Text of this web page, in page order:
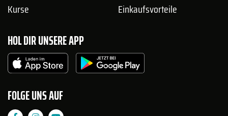
Kurse
Einkaufsvorteile
HOL DIR UNSERE APP
FOLGE UNS AUF